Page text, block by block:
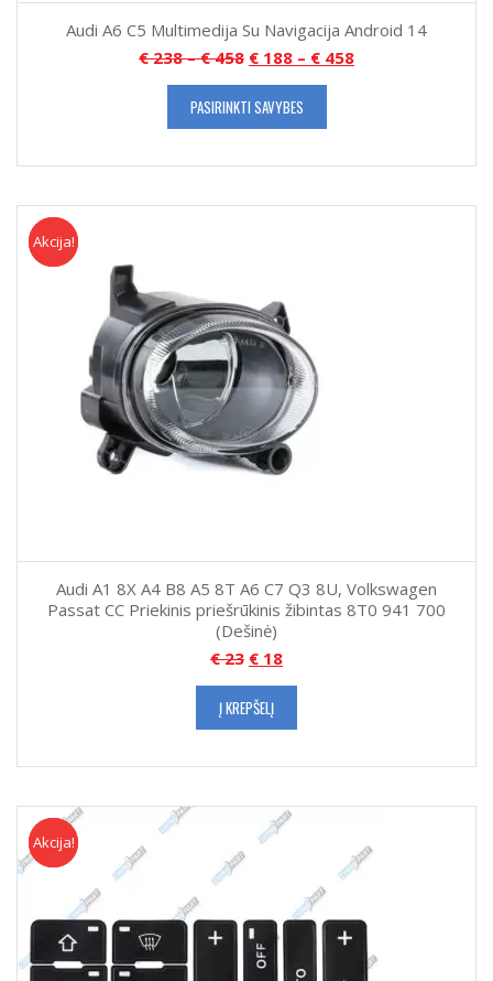
Audi A6 C5 Multimedija Su Navigacija Android 14
€238–€458 € 188 – € 458
PASIRINKTI SAVYBES
Akcija
Akcija!
Audi A1 8X A4 B8 A5 8T A6 C7 Q3 8U, Volkswagen
Passat CC Priekinis priešrūkinis žibintas 8T0 941 700
(Dešinė)
€23 € 18
Į KREPŠELĮ
Akcija
Akcija!